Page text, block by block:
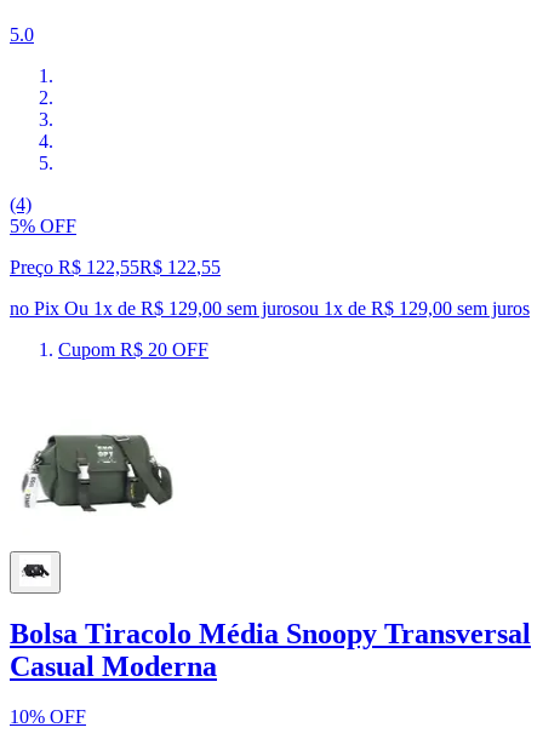
5.0
(4)
5% OFF
Preço R$ 122,55R$ 122,55
no Pix Ou 1x de R$ 129,00 sem jurosou 1x de R$ 129,00 sem juros
Cupom R$ 20 OFF
Bolsa Tiracolo Média Snoopy Transversal
Casual Moderna
10% OFF